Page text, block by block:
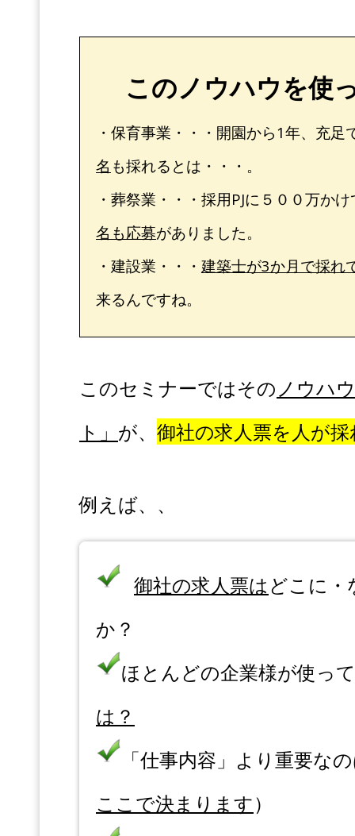
このノウハウを使
・保育事業・・・開園から1年、充
名 も採れるとは・・・。
・葬祭業・・・採用PJに５００万か
名も応募がありました。
・建設業・・・ 建築士が3か月で採れ
来るんですね。
このセミナーではそのノウハ
ト」 が、 御社の求人票を人が
例えば、、
御社の求人票はどこに
か？︎
ほとんどの企業様が使っ
は？
「仕事内容」より重要な
ここで決まります）